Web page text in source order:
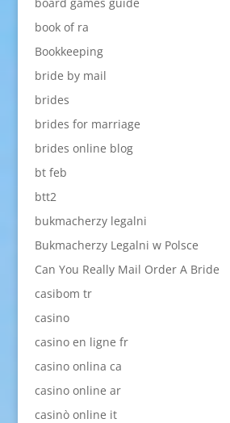
book of ra
Bookkeeping
bride by mail
brides
brides for marriage
brides online blog
bt feb
btt2
bukmacherzy legalni
Bukmacherzy Legalni w Polsce
Can You Really Mail Order A Bride
casibom tr
casino
casino en ligne fr
casino onlina ca
casino online ar
casinò online it